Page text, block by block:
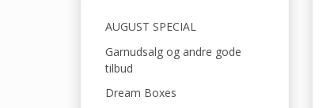
AUGUST SPECIAL
Garnudsalg og andre gode
tilbud
Dream Boxes